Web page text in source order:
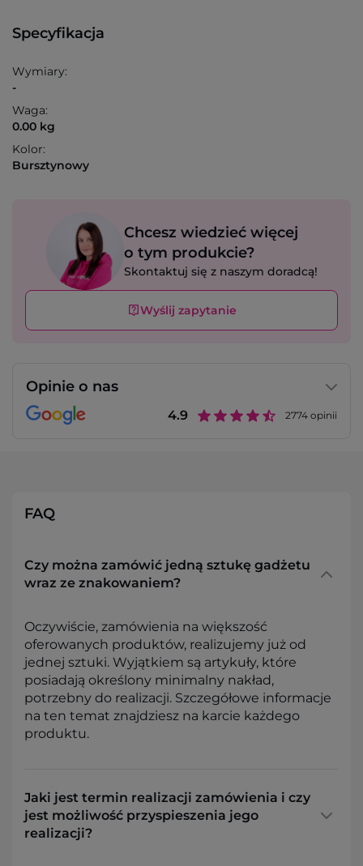
Specyfikacja
Wymiary:
-
Waga:
0.00 kg
Kolor:
Bursztynowy
Chcesz wiedzieć więcej
o tym produkcie?
Skontaktuj się z naszym doradcą!
Wyślij zapytanie
Opinie o nas
4.9 2774 opinii
FAQ
Czy można zamówić jedną sztukę gadżetu
wraz ze znakowaniem?
Oczywiście, zamówienia na większość
oferowanych produktów, realizujemy już od
jednej sztuki. Wyjątkiem są artykuły, które
posiadają określony minimalny nakład,
potrzebny do realizacji. Szczegółowe informacje
na ten temat znajdziesz na karcie każdego
produktu.
Jaki jest termin realizacji zamówienia i czy
jest możliwość przyspieszenia jego
realizacji?